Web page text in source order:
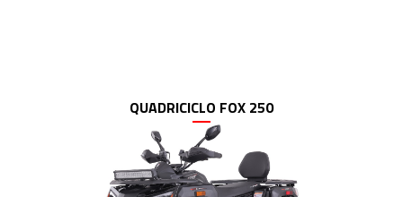
QUADRICICLO FOX 250